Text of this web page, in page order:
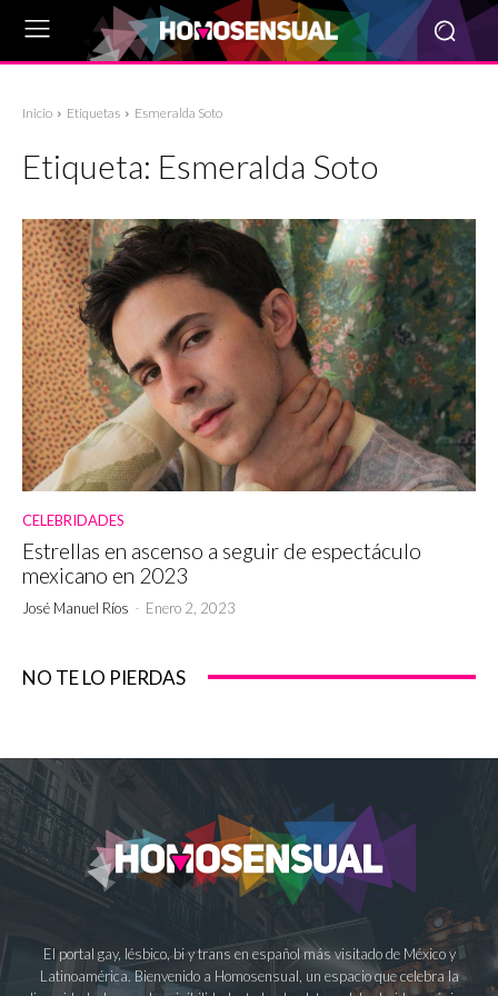
Inicio Etiquetas Esmeralda Soto
Etiqueta: Esmeralda Soto
CELEBRIDADES
Estrellas en ascenso a seguir de espectáculo
mexicano en 2023
José Manuel Ríos - Enero 2, 2023
NO TE LO PIERDAS
El portal gay, lésbico, bi y trans en español más visitado de México y
Latinoamérica. Bienvenido a Homosensual, un espacio que celebra la